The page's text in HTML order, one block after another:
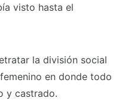
visto hasta el
la división social
en donde todo
y castrado.